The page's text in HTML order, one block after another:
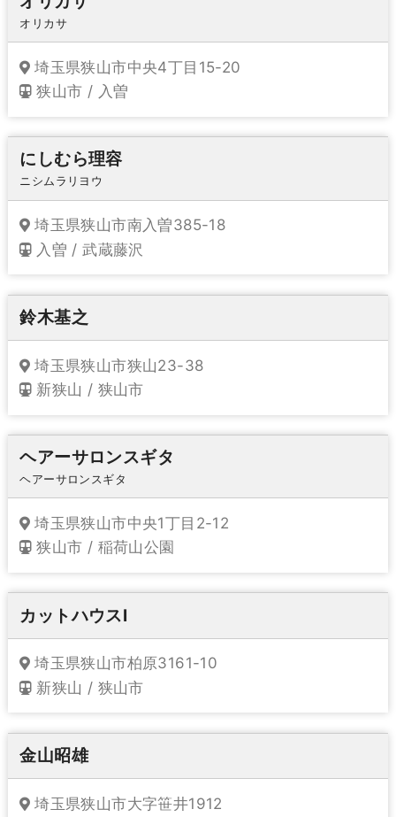
オリカサ
埼玉県狭山市中央4丁目15-20
狭山市 / 入曽
にしむら理容
ニシムラリヨウ
埼玉県狭山市南入曽385-18
入曽 / 武蔵藤沢
鈴木基之
埼玉県狭山市狭山23-38
新狭山 / 狭山市
ヘアーサロンスギタ
ヘアーサロンスギタ
埼玉県狭山市中央1丁目2-12
狭山市 / 稲荷山公園
カットハウスI
埼玉県狭山市柏原3161-10
新狭山 / 狭山市
金山昭雄
埼玉県狭山市大字笹井1912